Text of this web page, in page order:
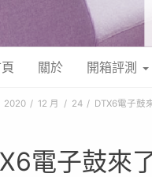
關於 開箱評測
2020 12 月 24 DTX6電子鼓
電子鼓來